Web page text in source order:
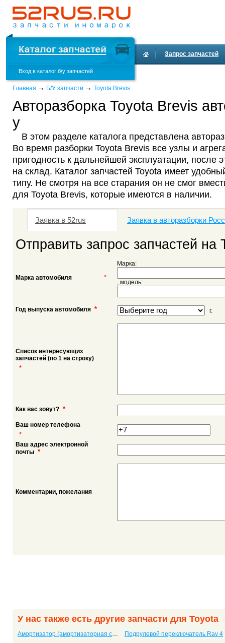
Вход в каталог б/у запчастей
Запрос запчастей
Главная → Б/У запчасти → Toyota Brevis
Авторазборка Toyota Brevis
у
В этом разделе каталога представлена
Во время разборки Toyota Brevis все узлы и
пригодность к дальнейшей эксплуатации, после
на склад. Каталог запчастей Toyota имеет
типу. Не смотря на все старания он не смог
для Toyota Brevis, которые имеются в наличии.
Заявка в 52rus Заявка в авторазборки
Отправить запрос запчастей на
Марка автомобиля *
Марка:
, модель:
Год выпуска автомобиля * г.
Список интересующих
запчастей (по 1 на строку)
*
Как вас зовут? *
Ваш номер телефона
*
Ваш адрес электронной
почты *
Комментарии, пожелания
У нас также есть другие запчасти для Toyota
Амортизатор (амортизаторная стойка) задний левый Avensis IV Подрулевой переключатель Rav 4